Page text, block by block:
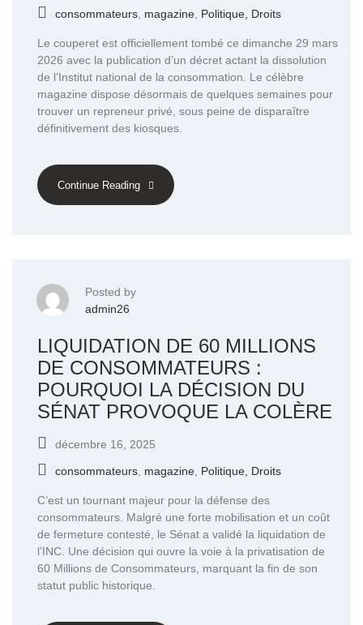
consommateurs magazine Politique, Droits
Le couperet est officiellement tombé ce dimanche 29 mars
2026 avec la publication d’un décret actant la dissolution
de l’Institut national de la consommation. Le célèbre
magazine dispose désormais de quelques semaines pour
trouver un repreneur privé, sous peine de disparaître
définitivement des kiosques.
Continue Reading
Posted by
admin26
LIQUIDATION DE 60 MILLIONS
DE CONSOMMATEURS :
POURQUOI LA DÉCISION DU
SÉNAT PROVOQUE LA COLÈRE
décembre 16, 2025
consommateurs magazine Politique, Droits
C’est un tournant majeur pour la défense des
consommateurs. Malgré une forte mobilisation et un coût
de fermeture contesté, le Sénat a validé la liquidation de
l’INC. Une décision qui ouvre la voie à la privatisation de
60 Millions de Consommateurs, marquant la fin de son
statut public historique.